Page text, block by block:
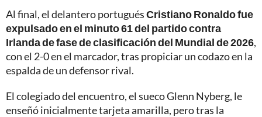
Al final, el delantero portuguésCristiano Ronaldo fue
expulsado en el minuto 61 del partido contra
Irlanda de fase de clasificación del Mundial de 2026,
con el 2-0 en el marcador, tras propiciar un codazo en la
espalda de un defensor rival.
El colegiado del encuentro, el sueco Glenn Nyberg, le
enseñó inicialmente tarjeta amarilla, pero tras la